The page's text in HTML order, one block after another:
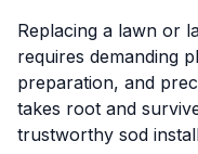
Replacing a lawn or
requires demanding
preparation, and
takes root and
trustworthy sod